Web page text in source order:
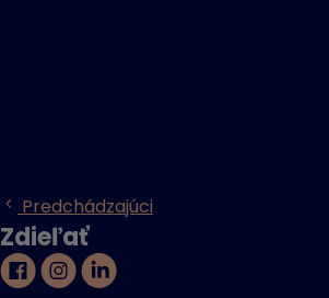
Predchádzajúci
Zdieľať